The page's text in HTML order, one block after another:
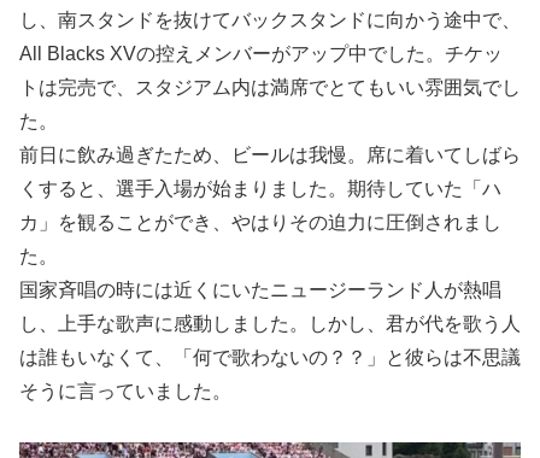
し、南スタンドを抜けてバックスタンドに向かう途中で、
All Blacks XVの控えメンバーがアップ中でした。チケッ
トは完売で、スタジアム内は満席でとてもいい雰囲気でし
た。
前日に飲み過ぎたため、ビールは我慢。席に着いてしばら
くすると、選手入場が始まりました。期待していた「ハ
カ」を観ることができ、やはりその迫力に圧倒されまし
た。
国家斉唱の時には近くにいたニュージーランド人が熱唱
し、上手な歌声に感動しました。しかし、君が代を歌う人
は誰もいなくて、「何で歌わないの？？」と彼らは不思議
そうに言っていました。